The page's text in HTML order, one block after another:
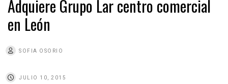
Adquiere Grupo Lar centro comercial
en León
SOFIA OSORIO
JULIO 10, 2015